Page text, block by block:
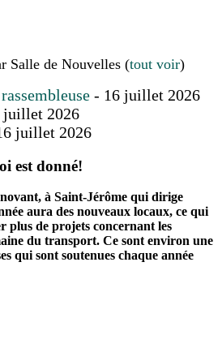
Salle de Nouvelles (tout voir)
- 16 juillet 2026
juillet 2026
juillet 2026
est donné!
à Saint-Jérôme qui dirige
aura des nouveaux locaux, ce qui
plus de projets concernant les
du transport. Ce sont environ une
qui sont soutenues chaque année